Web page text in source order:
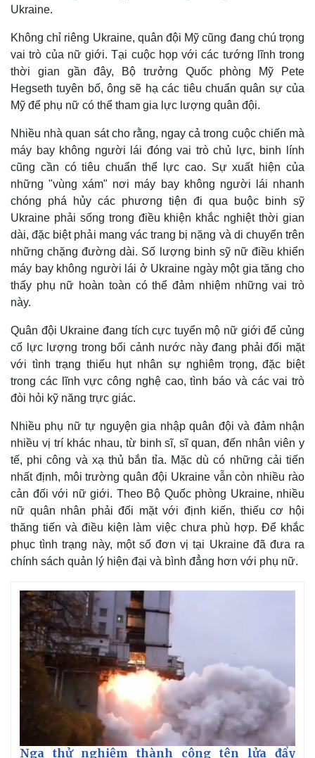
Kinh tế
Bất động sản
Khởi nghiệp
Thị trường
Giá vàng
Tỷ giá
Chứng khoán
Giá cà phê
Ukraine.
Không chỉ riêng Ukraine, quân đội Mỹ cũng đang chú trọng
vai trò của nữ giới. Tại cuộc họp với các tướng lĩnh trong
thời gian gần đây, Bộ trưởng Quốc phòng Mỹ Pete
Hegseth tuyên bố, ông sẽ hạ các tiêu chuẩn quân sự của
Mỹ để phụ nữ có thể tham gia lực lượng quân đội.
Nhiều nhà quan sát cho rằng, ngay cả trong cuộc chiến mà
máy bay không người lái đóng vai trò chủ lực, binh lính
cũng cần có tiêu chuẩn thể lực cao. Sự xuất hiện của
những "vùng xám" nơi máy bay không người lái nhanh
chóng phá hủy các phương tiện đi qua buộc binh sỹ
Ukraine phải sống trong điều khiện khắc nghiệt thời gian
dài, đặc biệt phải mang vác trang bị nặng và di chuyển trên
những chặng đường dài. Số lượng binh sỹ nữ điều khiển
máy bay không người lái ở Ukraine ngày một gia tăng cho
thấy phụ nữ hoàn toàn có thể đảm nhiệm những vai trò
này.
Quân đội Ukraine đang tích cực tuyển mộ nữ giới để củng
cố lực lượng trong bối cảnh nước này đang phải đối mặt
với tình trạng thiếu hụt nhân sự nghiêm trọng, đặc biệt
trong các lĩnh vực công nghệ cao, tình báo và các vai trò
đòi hỏi kỹ năng trực giác.
Nhiều phụ nữ tự nguyện gia nhập quân đội và đảm nhận
nhiều vị trí khác nhau, từ binh sĩ, sĩ quan, đến nhân viên y
tế, phi công và xạ thủ bắn tỉa. Mặc dù có những cải tiến
nhất định, môi trường quân đội Ukraine vẫn còn nhiều rào
cản đối với nữ giới. Theo Bộ Quốc phòng Ukraine, nhiều
nữ quân nhân phải đối mặt với định kiến, thiếu cơ hội
thăng tiến và điều kiện làm việc chưa phù hợp. Để khắc
phục tình trạng này, một số đơn vị tại Ukraine đã đưa ra
chính sách quản lý hiện đại và bình đẳng hơn với phụ nữ.
Nga thử nghiệm thành công tên lửa đẩy